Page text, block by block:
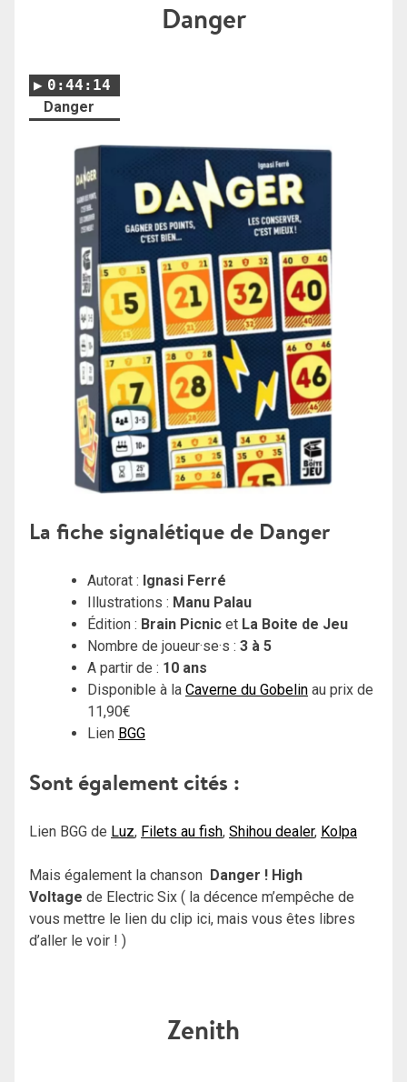
Danger
0:44:14
Danger
La fiche signalétique de Danger
Autorat : Ignasi Ferré
Illustrations : Manu Palau
Édition : Brain Picnic et La Boite de Jeu
Nombre de joueur·se·s : 3 à 5
A partir de : 10 ans
Disponible à la Caverne du Gobelin au prix de
11,90€
Lien BGG
Sont également cités :
Lien BGG de Luz, Filets au fish, Shihou dealer, Kolpa
Mais également la chanson Danger ! High
Voltage de Electric Six ( la décence m’empêche de
vous mettre le lien du clip ici, mais vous êtes libres
d’aller le voir ! )
Zenith